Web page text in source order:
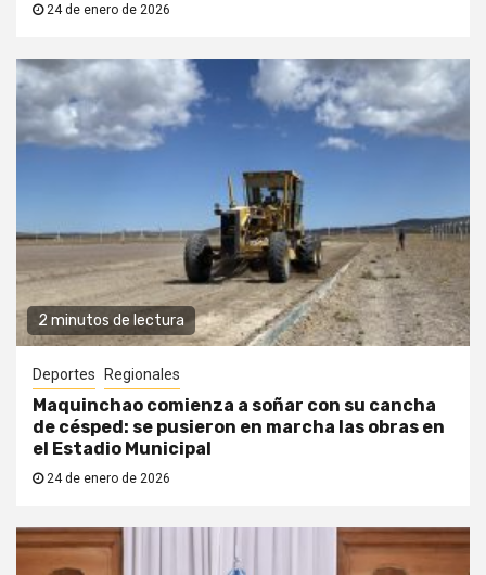
24 de enero de 2026
2 minutos de lectura
Deportes Regionales
Maquinchao comienza a soñar con su cancha
de césped: se pusieron en marcha las obras en
el Estadio Municipal
24 de enero de 2026